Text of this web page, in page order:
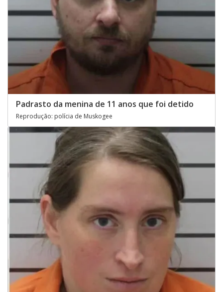
Padrasto da menina de 11 anos que foi detido
Reprodução: polícia de Muskogee